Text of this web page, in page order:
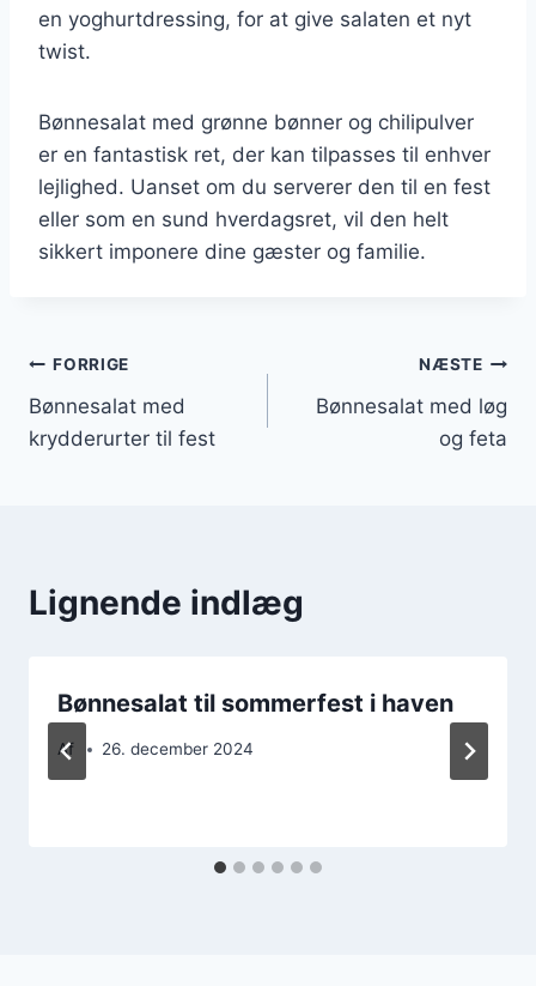
en yoghurtdressing, for at give salaten et nyt
twist.
Bønnesalat med grønne bønner og chilipulver
er en fantastisk ret, der kan tilpasses til enhver
lejlighed. Uanset om du serverer den til en fest
eller som en sund hverdagsret, vil den helt
sikkert imponere dine gæster og familie.
Indlægsnavigation
FORRIGE
Bønnesalat med
krydderurter til fest
NÆSTE
Bønnesalat med løg
og feta
Lignende indlæg
Bønnesalat til sommerfest i haven
Af 26. december 2024